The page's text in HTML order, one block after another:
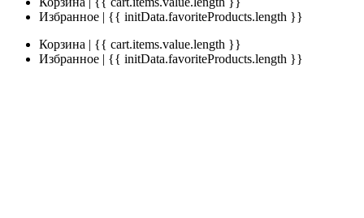
Избранное | {{ initData.favoriteProducts.length }}
Корзина | {{ cart.items.value.length }}
Избранное | {{ initData.favoriteProducts.length }}